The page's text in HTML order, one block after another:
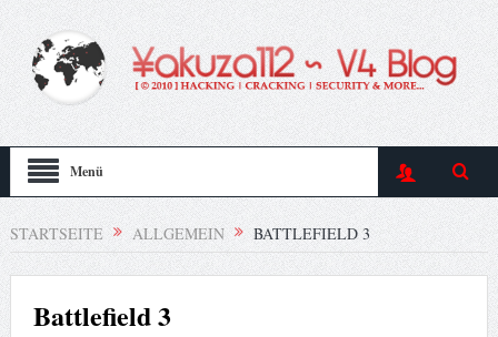
Menü
STARTSEITE ALLGEMEIN BATTLEFIELD 3
Battlefield 3